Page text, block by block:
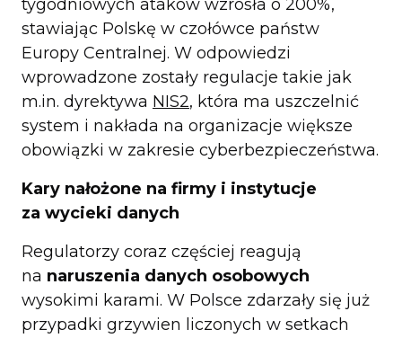
tygodniowych ataków wzrosła o 200%,
stawiając Polskę w czołówce państw
Europy Centralnej. W odpowiedzi
wprowadzone zostały regulacje takie jak
m.in. dyrektywa NIS2, która ma uszczelnić
system i nakłada na organizacje większe
obowiązki w zakresie cyberbezpieczeństwa.
Kary nałożone na firmy i instytucje
za wycieki danych
Regulatorzy coraz częściej reagują
na naruszenia danych osobowych
wysokimi karami. W Polsce zdarzały się już
przypadki grzywien liczonych w setkach